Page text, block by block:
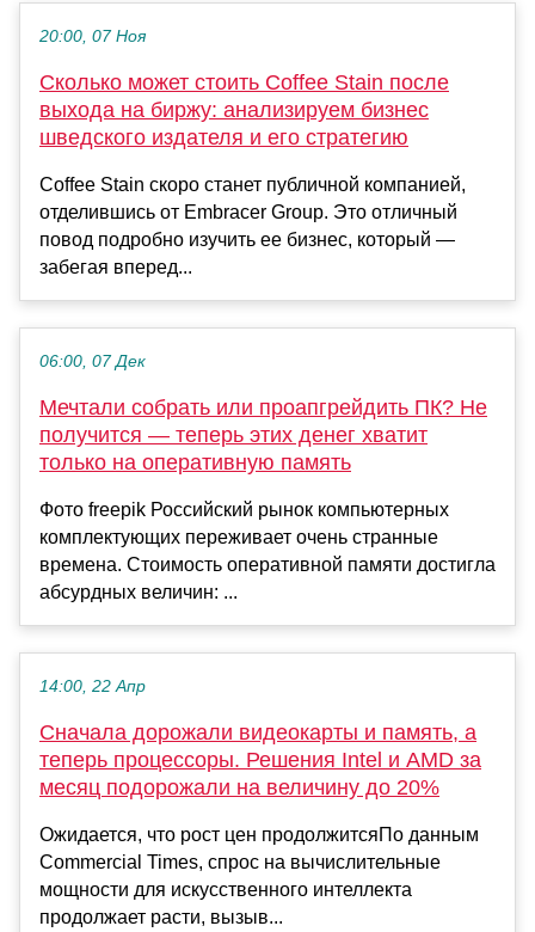
20:00, 07 Ноя
Сколько может стоить Coffee Stain после
выхода на биржу: анализируем бизнес
шведского издателя и его стратегию
Coffee Stain скоро станет публичной компанией,
отделившись от Embracer Group. Это отличный
повод подробно изучить ее бизнес, который —
забегая вперед...
06:00, 07 Дек
Мечтали собрать или проапгрейдить ПК? Не
получится — теперь этих денег хватит
только на оперативную память
Фото freepik Российский рынок компьютерных
комплектующих переживает очень странные
времена. Стоимость оперативной памяти достигла
абсурдных величин: ...
14:00, 22 Апр
Сначала дорожали видеокарты и память, а
теперь процессоры. Решения Intel и AMD за
месяц подорожали на величину до 20%
Ожидается, что рост цен продолжитсяПо данным
Commercial Times, спрос на вычислительные
мощности для искусственного интеллекта
продолжает расти, вызыв...